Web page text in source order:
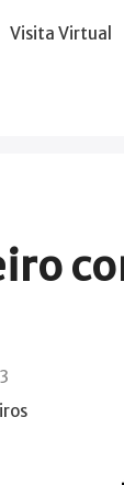
Visita Virtual